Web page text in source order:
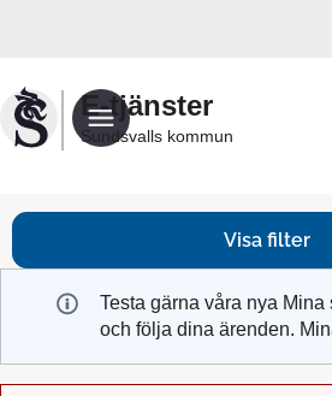
Sundsvalls
kommuns
e-
E-tjänster
Sundsvalls kommun
Visa filter
Testa gärna våra nya Mina
och följa dina ärenden.